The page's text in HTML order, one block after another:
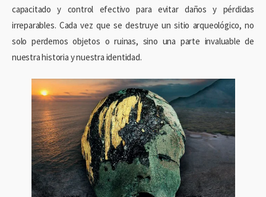
capacitado y control efectivo para evitar daños y pérdidas
irreparables. Cada vez que se destruye un sitio arqueológico, no
solo perdemos objetos o ruinas, sino una parte invaluable de
nuestra historia y nuestra identidad.